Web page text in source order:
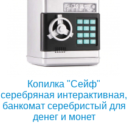
Копилка "Сейф"
серебряная интерактивная,
банкомат серебристый для
денег и монет